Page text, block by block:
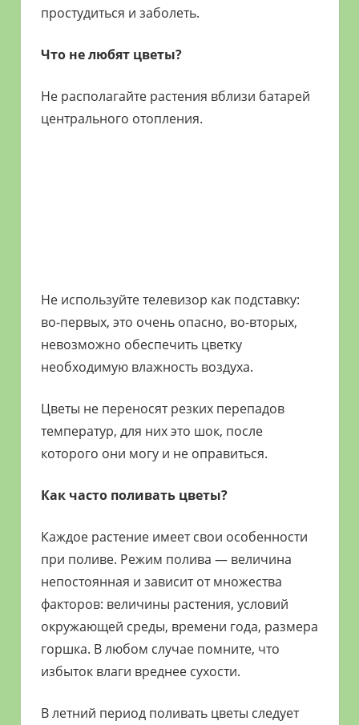
простудиться и заболеть.
Что не любят цветы?
Не располагайте растения вблизи батарей
центрального отопления.
Не используйте телевизор как подставку:
во-первых, это очень опасно, во-вторых,
невозможно обеспечить цветку
необходимую влажность воздуха.
Цветы не переносят резких перепадов
температур, для них это шок, после
которого они могу и не оправиться.
Как часто поливать цветы?
Каждое растение имеет свои особенности
при поливе. Режим полива — величина
непостоянная и зависит от множества
факторов: величины растения, условий
окружающей среды, времени года, размера
горшка. В любом случае помните, что
избыток влаги вреднее сухости.
В летний период поливать цветы следует